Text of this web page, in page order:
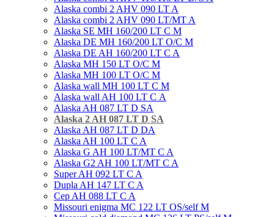
Alaska combi 2 AHV 090 LT A
Alaska combi 2 AHV 090 LT/MT A
Alaska SE MH 160/200 LT C M
Alaska DE MH 160/200 LT O/C M
Alaska DE AH 160/200 LT C A
Alaska MH 150 LT O/C M
Alaska MН 100 LT O/C M
Alaska wall MН 100 LT С M
Alaska wall AH 100 LT С A
Alaska AH 087 LT D SA
Alaska 2 AH 087 LT D SA
Alaska AH 087 LT D DA
Alaska AH 100 LT C A
Alaska G AH 100 LT/MT C A
Alaska G2 AH 100 LT/MT C A
Super AH 092 LT C A
Dupla AH 147 LT C A
Cep AH 088 LT C A
Missouri enigma MC 122 LT OS/self M